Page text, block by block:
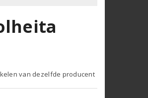
van dezelfde producent